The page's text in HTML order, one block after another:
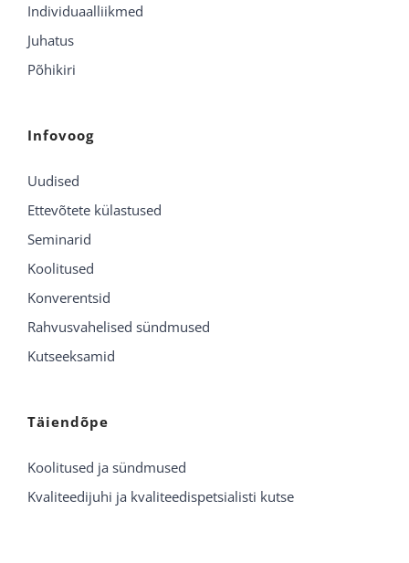
Individuaalliikmed
Juhatus
Põhikiri
Infovoog
Uudised
Ettevõtete külastused
Seminarid
Koolitused
Konverentsid
Rahvusvahelised sündmused
Kutseeksamid
Täiendõpe
Koolitused ja sündmused
Kvaliteedijuhi ja kvaliteedispetsialisti kutse